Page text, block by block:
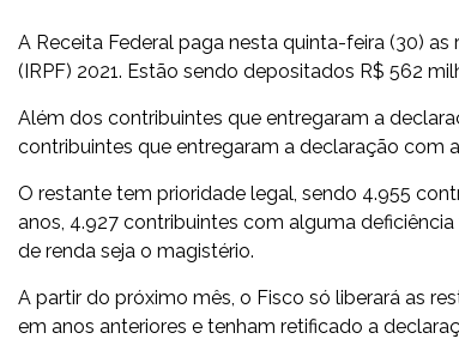
A Receita Federal paga nesta quinta-feira (30)
(IRPF) 2021. Estão sendo depositados R$ 562
Além dos contribuintes que entregaram a
contribuintes que entregaram a declaração com
O restante tem prioridade legal, sendo 4.955
anos, 4.927 contribuintes com alguma
de renda seja o magistério.
A partir do próximo mês, o Fisco só liberará as
em anos anteriores e tenham retificado a